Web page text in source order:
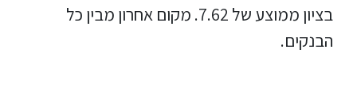
בציון ממוצע של 7.62. מקום אחרון מבין כל
הבנקים.